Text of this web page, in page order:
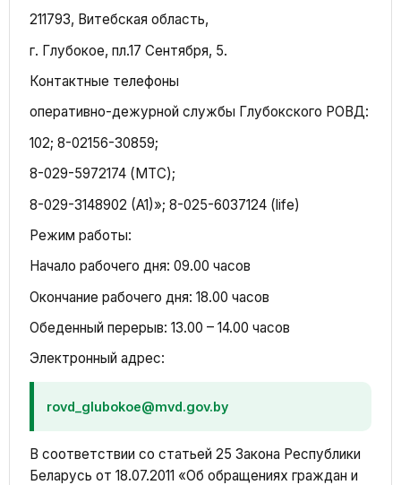
211793, Витебская область,
г. Глубокое, пл.17 Сентября, 5.
Контактные телефоны
оперативно-дежурной службы Глубокского РОВД:
102; 8-02156-30859;
8-029-5972174 (МТС);
8-029-3148902 (A1)»; 8-025-6037124 (life)
Режим работы:
Начало рабочего дня: 09.00 часов
Окончание рабочего дня: 18.00 часов
Обеденный перерыв: 13.00 – 14.00 часов
Электронный адрес:
rovd_glubokoe@mvd.gov.by
В соответствии со статьей 25 Закона Республики
Беларусь от 18.07.2011 «Об обращениях граждан и